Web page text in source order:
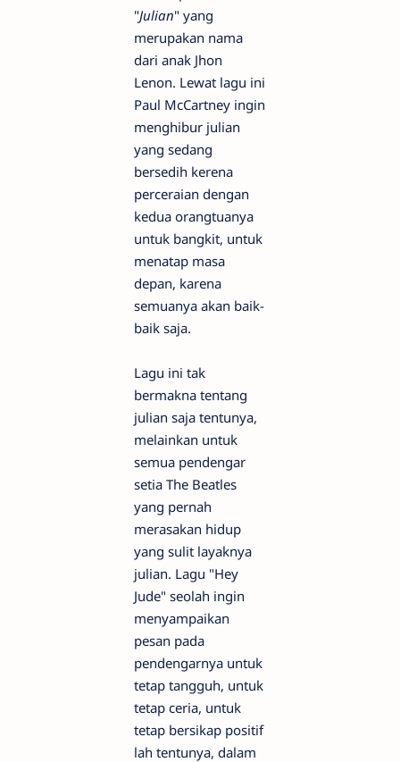
"Julian" yang
merupakan nama
dari anak Jhon
Lenon. Lewat lagu ini
Paul McCartney ingin
menghibur julian
yang sedang
bersedih kerena
perceraian dengan
kedua orangtuanya
untuk bangkit, untuk
menatap masa
depan, karena
semuanya akan baik-
baik saja.
Lagu ini tak
bermakna tentang
julian saja tentunya,
melainkan untuk
semua pendengar
setia The Beatles
yang pernah
merasakan hidup
yang sulit layaknya
julian. Lagu "Hey
Jude" seolah ingin
menyampaikan
pesan pada
pendengarnya untuk
tetap tangguh, untuk
tetap ceria, untuk
tetap bersikap positif
lah tentunya, dalam